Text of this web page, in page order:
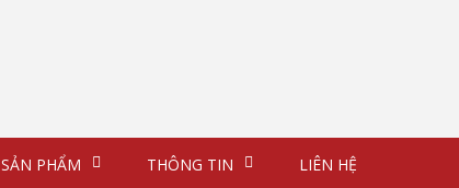
SẢN PHẨM THÔNG TIN LIÊN HỆ